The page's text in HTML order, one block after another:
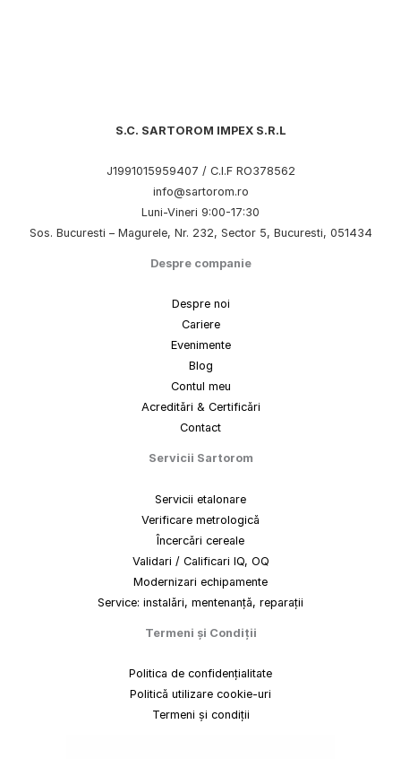
S.C. SARTOROM IMPEX S.R.L
J1991015959407 / C.I.F RO378562
info@sartorom.ro
Luni-Vineri 9:00-17:30
Sos. Bucuresti – Magurele, Nr. 232, Sector 5, Bucuresti, 051434
Despre companie
Despre noi
Cariere
Evenimente
Blog
Contul meu
Acreditări & Certificări
Contact
Servicii Sartorom
Servicii etalonare
Verificare metrologică
Încercări cereale
Validari / Calificari IQ, OQ
Modernizari echipamente
Service: instalări, mentenanță, reparații
Termeni și Condiții
Politica de confidențialitate
Politică utilizare cookie-uri
Termeni și condiții